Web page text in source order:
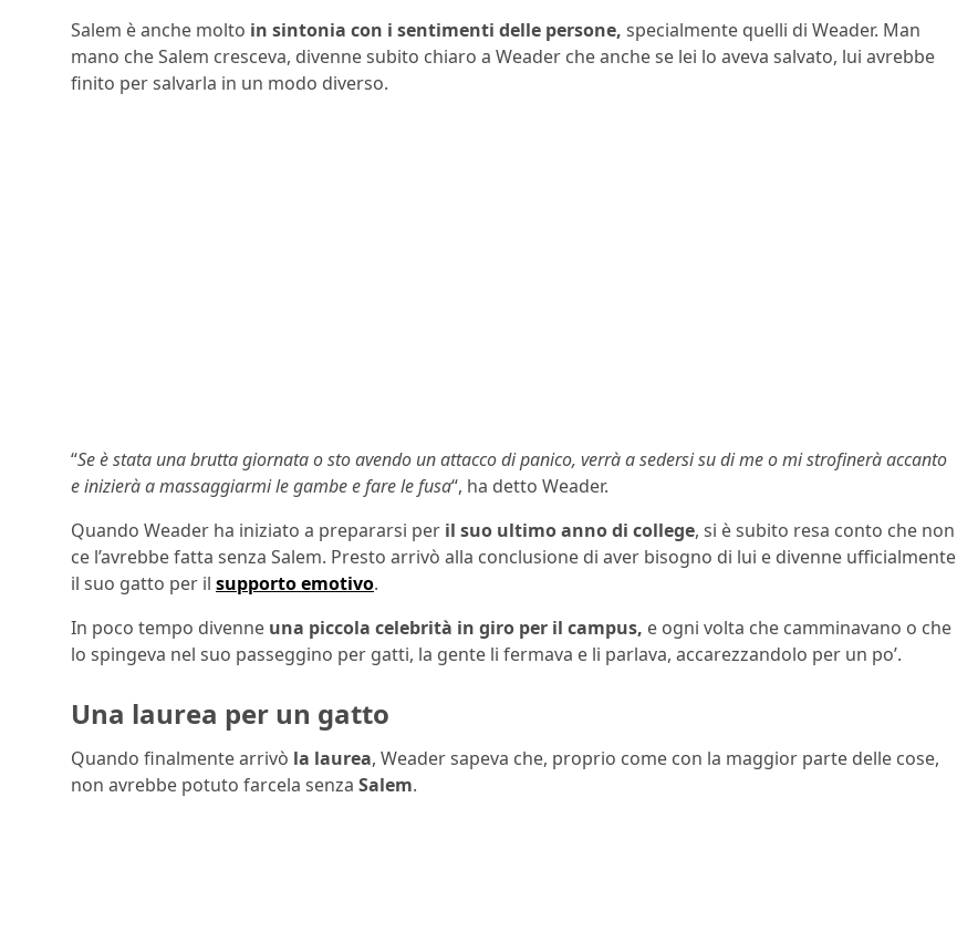
Salem è anche molto in sintonia con i sentimenti delle persone, specialmente quelli di Weader. Man
mano che Salem cresceva, divenne subito chiaro a Weader che anche se lei lo aveva salvato, lui avrebbe
finito per salvarla in un modo diverso.
“Se è stata una brutta giornata o sto avendo un attacco di panico, verrà a sedersi su di me o mi strofinerà accanto
e inizierà a massaggiarmi le gambe e fare le fusa“, ha detto Weader.
Quando Weader ha iniziato a prepararsi per il suo ultimo anno di college, si è subito resa conto che non
ce l’avrebbe fatta senza Salem. Presto arrivò alla conclusione di aver bisogno di lui e divenne ufficialmente
il suo gatto per il supporto emotivo.
In poco tempo divenne una piccola celebrità in giro per il campus, e ogni volta che camminavano o che
lo spingeva nel suo passeggino per gatti, la gente li fermava e li parlava, accarezzandolo per un po’.
Una laurea per un gatto
Quando finalmente arrivò la laurea, Weader sapeva che, proprio come con la maggior parte delle cose,
non avrebbe potuto farcela senza Salem.